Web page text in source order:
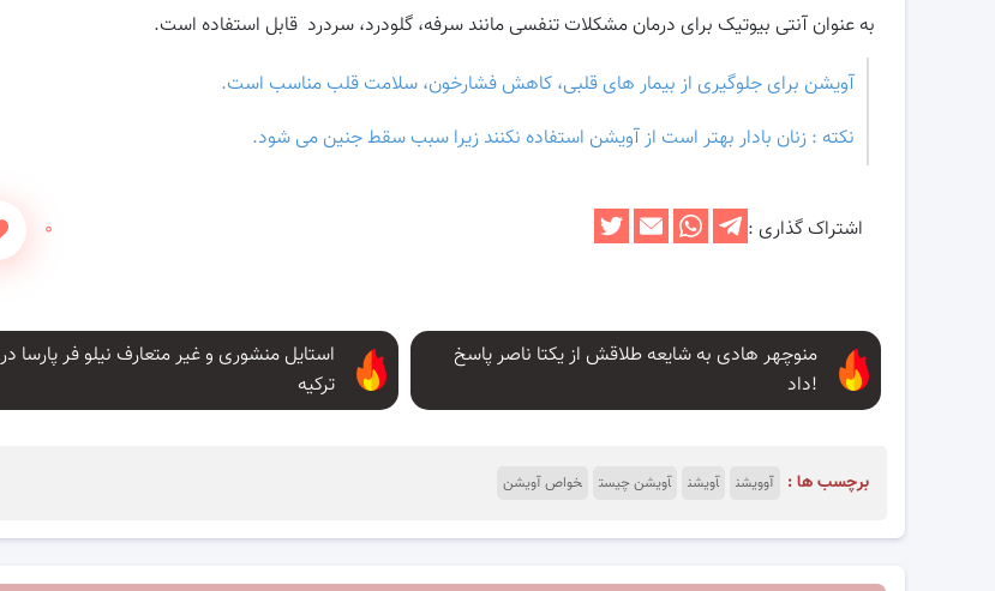
به عنوان آنتی بیوتیک برای درمان مشکلات تنفسی مانند سرفه، گلودرد، سردرد قابل استفاده است.
آویشن برای جلوگیری از بیمار های قلبی، کاهش فشارخون، سلامت قلب مناسب است.
نکته : زنان بادار بهتر است از آویشن استفاده نکنند زیرا سبب سقط جنین می شود.
۰ اشتراک گذاری :
استایل منشوری و غیر متعارف نیلو فر پارسا در
ترکیه
منوچهر هادی به شایعه طلاقش از یکتا ناصر پاسخ
داد!
برچسب ها : آوویشن آویشن آویشن چیست خواص آویشن